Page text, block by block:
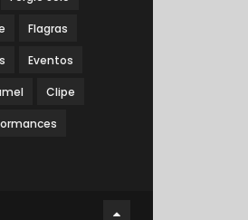
Flagras
Eventos
Clipe